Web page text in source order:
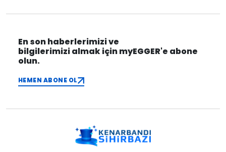
En son haberlerimizi ve
bilgilerimizi almak için myEGGER'e abone
olun.
HEMEN ABONE OL